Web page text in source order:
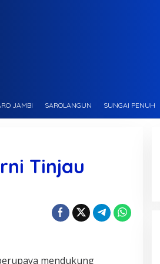
JAMBI SAROLANGUN SUNGAI PENUH
Tinjau
mendukung